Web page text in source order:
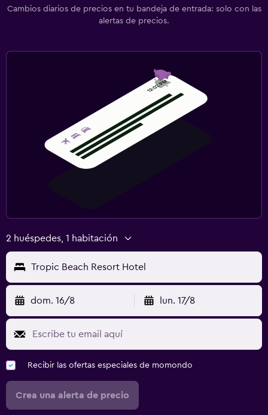
Cambios diarios de precios en tu bandeja de entrada: solo con las
alertas de precios.
2 huéspedes, 1 habitación
Tropic Beach Resort Hotel
dom. 16/8 lun. 17/8
Recibir las ofertas especiales de momondo
Crea una alerta de precio